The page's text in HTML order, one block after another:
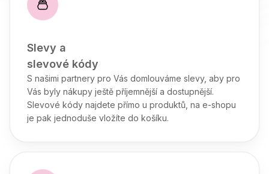
Slevy a
slevové kódy
S našimi partnery pro Vás domlouváme slevy, aby pro
Vás byly nákupy ještě příjemnější a dostupnější.
Slevové kódy najdete přímo u produktů, na e-shopu
je pak jednoduše vložíte do košíku.